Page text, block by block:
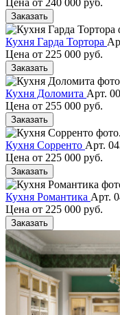
Заказать
Кухня Гарда Тортора
Цена от 225 000 руб.
Заказать
Кухня Доломита Арт.
Цена от 255 000 руб.
Заказать
Кухня Сорренто Арт.
Цена от 225 000 руб.
Заказать
Кухня Романтика Арт.
Цена от 225 000 руб.
Заказать